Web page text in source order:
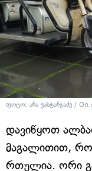
ფოტო: ანა ვახტანგაძე /
დავიწყოთ
მაგალითით,
რთულია. ორი